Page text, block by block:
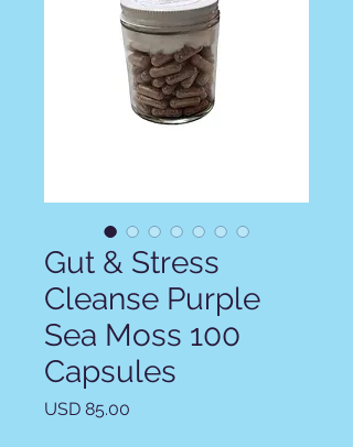
Gut & Stress
Cleanse Purple
Sea Moss 100
Capsules
USD 85.00